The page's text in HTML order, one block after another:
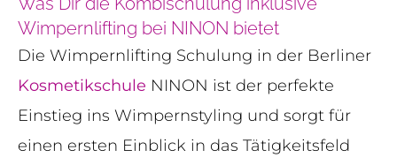
Wimpernlifting bei NINON bietet
Die Wimpernlifting Schulung in der Berliner
Kosmetikschule NINON ist der perfekte
Einstieg ins Wimpernstyling und sorgt für
einen ersten Einblick in das Tätigkeitsfeld